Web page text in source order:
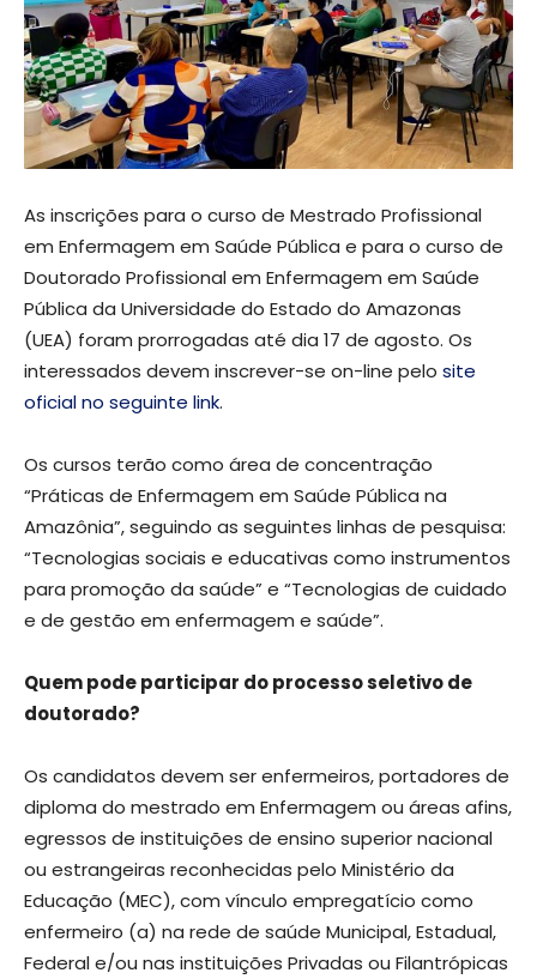
As inscrições para o curso de Mestrado Profissional
em Enfermagem em Saúde Pública e para o curso de
Doutorado Profissional em Enfermagem em Saúde
Pública da Universidade do Estado do Amazonas
(UEA) foram prorrogadas até dia 17 de agosto. Os
interessados devem inscrever-se on-line pelo site
oficial no seguinte link.
Os cursos terão como área de concentração
“Práticas de Enfermagem em Saúde Pública na
Amazônia”, seguindo as seguintes linhas de pesquisa:
“Tecnologias sociais e educativas como instrumentos
para promoção da saúde” e “Tecnologias de cuidado
e de gestão em enfermagem e saúde”.
Quem pode participar do processo seletivo de
doutorado?
Os candidatos devem ser enfermeiros, portadores de
diploma do mestrado em Enfermagem ou áreas afins,
egressos de instituições de ensino superior nacional
ou estrangeiras reconhecidas pelo Ministério da
Educação (MEC), com vínculo empregatício como
enfermeiro (a) na rede de saúde Municipal, Estadual,
Federal e/ou nas instituições Privadas ou Filantrópicas